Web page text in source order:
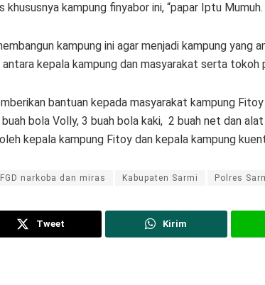
kampung finyabor ini, “papar Iptu Mumuh.
kampung ini agar menjadi kampung yang
antara kepala kampung dan masyarakat serta tokoh
bantuan kepada masyarakat kampung
bola Volly, 3 buah bola kaki, 2 buah net dan
kepala kampung Fitoy dan kepala kampung
FGD narkoba dan miras Kabupaten Sarmi Polres
Tweet Kirim